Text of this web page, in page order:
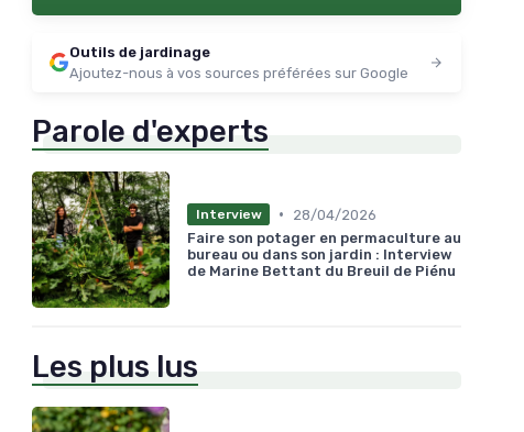
Outils de jardinage
Ajoutez-nous à vos sources préférées sur Google
Parole d'experts
Interview •
28/04/2026
Faire son potager en permaculture au
bureau ou dans son jardin : Interview
de Marine Bettant du Breuil de Piénu
Les plus lus